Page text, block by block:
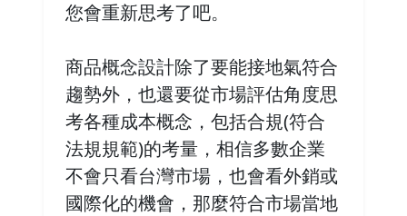
您會重新思考了吧。
商品概念設計除了要能接地氣符合
趨勢外，也還要從市場評估角度思
考各種成本概念，包括合規(符合
法規規範)的考量，相信多數企業
不會只看台灣市場，也會看外銷或
國際化的機會，那麼符合市場當地